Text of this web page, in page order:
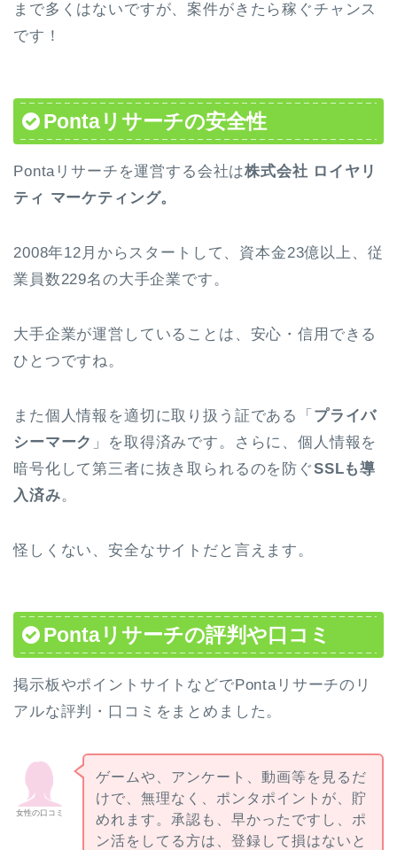
まで多くはないですが、案件がきたら稼ぐチャンス
です！
Pontaリサーチの安全性
Pontaリサーチを運営する会社は株式会社 ロイヤリ
ティ マーケティング。
2008年12月からスタートして、資本金23億以上、従
業員数229名の大手企業です。
大手企業が運営していることは、安心・信用できる
ひとつですね。
また個人情報を適切に取り扱う証である「 プライバ
シーマーク 」を取得済みです。さらに、個人情報を
暗号化して第三者に抜き取られるのを防ぐSSLも導
入済み。
怪しくない、安全なサイトだ と言えます。
Pontaリサーチの評判や口コミ
掲示板やポイントサイトなどでPontaリサーチのリ
アルな評判・口コミをまとめました。
女性の口コミ
ゲームや、アンケート、動画等を見るだ
けで、無理なく、ポンタポイントが、貯
めれます。承認も、早かったですし、ポ
ン活をしてる方は、登録して損はないと